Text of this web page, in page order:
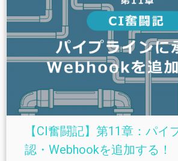
【CI奮闘記】第11章：パイ
認・Webhookを追加する！